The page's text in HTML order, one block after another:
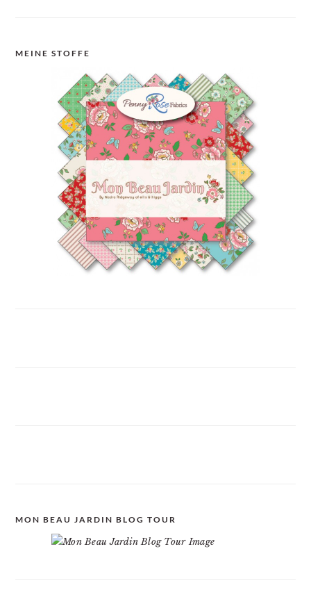
MEINE STOFFE
MON BEAU JARDIN BLOG TOUR